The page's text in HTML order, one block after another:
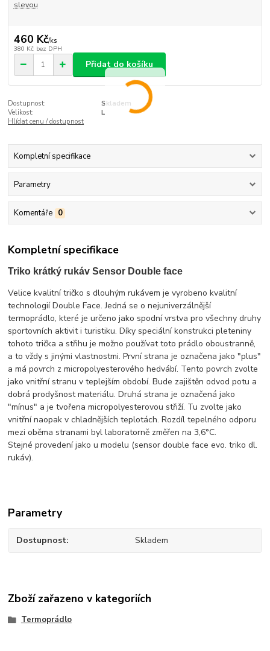
slevou
460 Kč/ks
380 Kč bez DPH
Přidat do košíku
Dostupnost:
Skladem
Velikost:
L
Hlídat cenu / dostupnost
Kompletní specifikace
Parametry
Komentáře 0
Kompletní specifikace
Triko krátký rukáv Sensor Double face
Velice kvalitní tričko s dlouhým rukávem je vyrobeno kvalitní
technologií Double Face. Jedná se o nejuniverzálnější
termoprádlo, které je určeno jako spodní vrstva pro všechny druhy
sportovních aktivit i turistiku. Díky speciální konstrukci pleteniny
tohoto trička a střihu je možno používat toto prádlo oboustranně,
a to vždy s jinými vlastnostmi. První strana je označena jako "plus"
a má povrch z micropolyesterového hedvábí. Tento povrch zvolte
jako vnitřní stranu v teplejším období. Bude zajištěn odvod potu a
dobrá prodyšnost materiálu. Druhá strana je označená jako
"mínus" a je tvořena micropolyesterovou střiží. Tu zvolte jako
vnitřní naopak v chladnějších teplotách. Rozdíl tepelného odporu
mezi oběma stranami byl laboratorně změřen na 3,6°C.
Stejné provedení jako u modelu (sensor double face evo. triko dl.
rukáv).
Parametry
Dostupnost Skladem
Zboží zařazeno v kategoriích
Termoprádlo